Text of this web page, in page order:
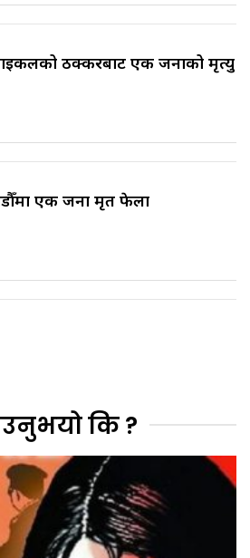
ठक्करबाट एक जनाको मृत्यु
एक जना मृत फेला
कि ?